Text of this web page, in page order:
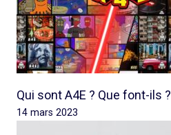
Qui sont A4E ? Que font-ils ?
14 mars 2023